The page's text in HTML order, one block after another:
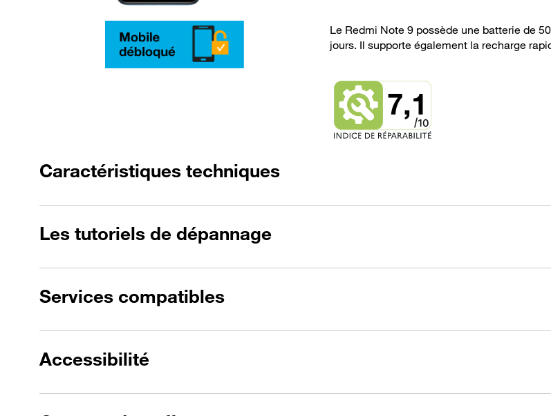
Le Redmi Note 9 possède une batterie de
jours. Il supporte également la recharge
7,1
Caractéristiques techniques
Les tutoriels de dépannage
Services compatibles
Accessibilité